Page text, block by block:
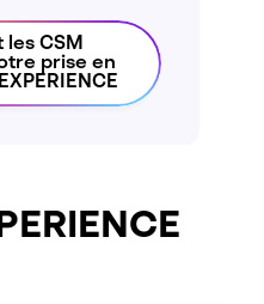
les CSM
prise en